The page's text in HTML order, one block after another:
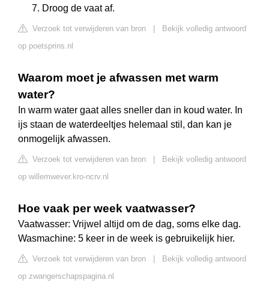
Droog de vaat af.
Verzoek tot verwijderen van bron
Bekijk volledig antwoord
op poetsprins.nl
Waarom moet je afwassen met warm
water?
In warm water gaat alles sneller dan in koud water. In
ijs staan de waterdeeltjes helemaal stil, dan kan je
onmogelijk afwassen.
Verzoek tot verwijderen van bron
Bekijk volledig antwoord
op willemwever.kro-ncrv.nl
Hoe vaak per week vaatwasser?
Vaatwasser: Vrijwel altijd om de dag, soms elke dag.
Wasmachine: 5 keer in de week is gebruikelijk hier.
Verzoek tot verwijderen van bron
Bekijk volledig antwoord
op zwangerschapspagina.nl